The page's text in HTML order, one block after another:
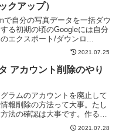
クアップ）
で自分の写真データを一括ダウ
る初期の頃のGoogleには自分
エクスポート/ダウンロ...
2021.07.25
アカウント削除のやり
ラムのアカウントを廃止して
報削除の方法って大事。たし
法の確認は大事です。作るの
2021.07.28